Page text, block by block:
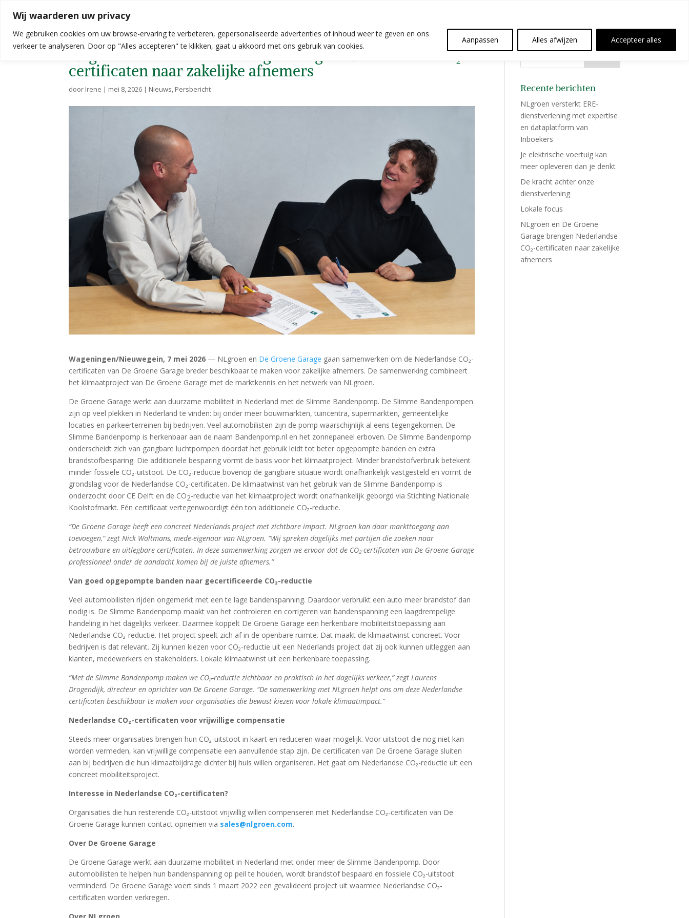
Wij waarderen uw privacy
We gebruiken cookies om uw browse-ervaring te verbeteren, gepersonaliseerde advertenties of inhoud weer te geven en ons
verkeer te analyseren. Door op "Alles accepteren" te klikken, gaat u akkoord met ons gebruik van cookies.
Aanpassen Alles afwijzen Accepteer alles
NLgroen en De Groene Garage brengen Nederlandse CO₂-
certificaten naar zakelijke afnemers
door Irene | mei 8, 2026 | Nieuws, Persbericht
Wageningen/Nieuwegein, 7 mei 2026 — NLgroen en De Groene Garage gaan samenwerken om de Nederlandse CO₂-
certificaten van De Groene Garage breder beschikbaar te maken voor zakelijke afnemers. De samenwerking combineert
het klimaatproject van De Groene Garage met de marktkennis en het netwerk van NLgroen.
De Groene Garage werkt aan duurzame mobiliteit in Nederland met de Slimme Bandenpomp. De Slimme Bandenpompen
zijn op veel plekken in Nederland te vinden: bij onder meer bouwmarkten, tuincentra, supermarkten, gemeentelijke
locaties en parkeerterreinen bij bedrijven. Veel automobilisten zijn de pomp waarschijnlijk al eens tegengekomen. De
Slimme Bandenpomp is herkenbaar aan de naam Bandenpomp.nl en het zonnepaneel erboven. De Slimme Bandenpomp
onderscheidt zich van gangbare luchtpompen doordat het gebruik leidt tot beter opgepompte banden en extra
brandstofbesparing. Die additionele besparing vormt de basis voor het klimaatproject. Minder brandstofverbruik betekent
minder fossiele CO₂-uitstoot. De CO₂-reductie bovenop de gangbare situatie wordt onafhankelijk vastgesteld en vormt de
grondslag voor de Nederlandse CO₂-certificaten. De klimaatwinst van het gebruik van de Slimme Bandenpomp is
onderzocht door CE Delft en de CO2-reductie van het klimaatproject wordt onafhankelijk geborgd via Stichting Nationale
Koolstofmarkt. Eén certificaat vertegenwoordigt één ton additionele CO₂-reductie.
“De Groene Garage heeft een concreet Nederlands project met zichtbare impact. NLgroen kan daar markttoegang aan
toevoegen,” zegt Nick Waltmans, mede-eigenaar van NLgroen. “Wij spreken dagelijks met partijen die zoeken naar
betrouwbare en uitlegbare certificaten. In deze samenwerking zorgen we ervoor dat de CO₂-certificaten van De Groene Garage
professioneel onder de aandacht komen bij de juiste afnemers.”
Van goed opgepompte banden naar gecertificeerde CO₂-reductie
Veel automobilisten rijden ongemerkt met een te lage bandenspanning. Daardoor verbruikt een auto meer brandstof dan
nodig is. De Slimme Bandenpomp maakt van het controleren en corrigeren van bandenspanning een laagdrempelige
handeling in het dagelijks verkeer. Daarmee koppelt De Groene Garage een herkenbare mobiliteitstoepassing aan
Nederlandse CO₂-reductie. Het project speelt zich af in de openbare ruimte. Dat maakt de klimaatwinst concreet. Voor
bedrijven is dat relevant. Zij kunnen kiezen voor CO₂-reductie uit een Nederlands project dat zij ook kunnen uitleggen aan
klanten, medewerkers en stakeholders. Lokale klimaatwinst uit een herkenbare toepassing.
“Met de Slimme Bandenpomp maken we CO₂-reductie zichtbaar en praktisch in het dagelijks verkeer,” zegt Laurens
Drogendijk, directeur en oprichter van De Groene Garage. “De samenwerking met NLgroen helpt ons om deze Nederlandse
certificaten beschikbaar te maken voor organisaties die bewust kiezen voor lokale klimaatimpact.”
Nederlandse CO₂-certificaten voor vrijwillige compensatie
Steeds meer organisaties brengen hun CO₂-uitstoot in kaart en reduceren waar mogelijk. Voor uitstoot die nog niet kan
worden vermeden, kan vrijwillige compensatie een aanvullende stap zijn. De certificaten van De Groene Garage sluiten
aan bij bedrijven die hun klimaatbijdrage dichter bij huis willen organiseren. Het gaat om Nederlandse CO₂-reductie uit een
concreet mobiliteitsproject.
Interesse in Nederlandse CO₂-certificaten?
Organisaties die hun resterende CO₂-uitstoot vrijwillig willen compenseren met Nederlandse CO₂-certificaten van De
Groene Garage kunnen contact opnemen via sales@nlgroen.com.
Over De Groene Garage
De Groene Garage werkt aan duurzame mobiliteit in Nederland met onder meer de Slimme Bandenpomp. Door
automobilisten te helpen hun bandenspanning op peil te houden, wordt brandstof bespaard en fossiele CO₂-uitstoot
verminderd. De Groene Garage voert sinds 1 maart 2022 een gevalideerd project uit waarmee Nederlandse CO₂-
certificaten worden verkregen.
Recente berichten
NLgroen versterkt ERE-
dienstverlening met expertise
en dataplatform van
Inboekers
Je elektrische voertuig kan
meer opleveren dan je denkt
De kracht achter onze
dienstverlening
Lokale focus
NLgroen en De Groene
Garage brengen Nederlandse
CO₂-certificaten naar zakelijke
afnemers